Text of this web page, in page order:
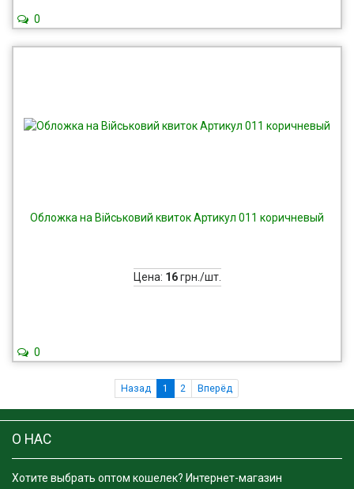
0
Обложка на Військовий квиток Артикул 011 коричневый
Цена: 16грн./шт.
0
Назад 1 2 Вперёд
О НАС
Хотите выбрать оптом кошелек? Интернет-магазин